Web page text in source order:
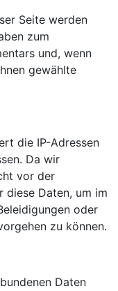
Seite werden
zum
und, wenn
gewählte
die IP-Adressen
Da wir
vor der
diese Daten, um im
oder
zu können.
Daten